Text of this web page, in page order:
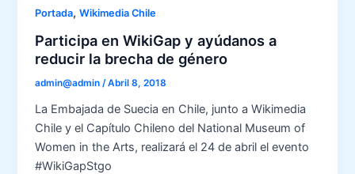
Portada,Wikimedia Chile
Participa en WikiGap y ayúdanos a
reducir la brecha de género
admin@admin /Abril 8, 2018
La Embajada de Suecia en Chile, junto a Wikimedia
Chile y el Capítulo Chileno del National Museum of
Women in the Arts, realizará el 24 de abril el evento
#WikiGapStgo